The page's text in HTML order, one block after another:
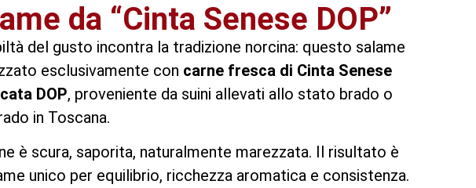
da “Cinta Senese DOP”
del gusto incontra la tradizione norcina: questo salame
esclusivamente con carne fresca di Cinta Senese
DOP, proveniente da suini allevati allo stato brado o
in Toscana.
è scura, saporita, naturalmente marezzata. Il risultato è
unico per equilibrio, ricchezza aromatica e consistenza.